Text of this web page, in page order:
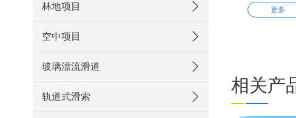
林地项目
空中项目
玻璃漂流滑道
轨道式滑索
更多
相关产